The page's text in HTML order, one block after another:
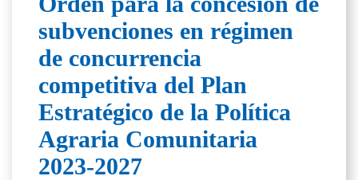
subvenciones en régimen
de concurrencia
competitiva del Plan
Estratégico de la Política
Agraria Comunitaria
2023-2027